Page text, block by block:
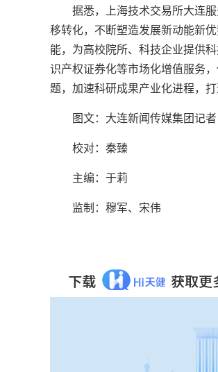
据悉，上海技术交易所大连
移转化，不断塑造发展新动能新
能，为高校院所、科技企业提供
识产权证券化等市场化增值服务
题，加速科研成果产业化进程，
图文：大连新闻传媒集团记
校对：秦臻
主编：于莉‍‍‍
监制：穆军、宋伟